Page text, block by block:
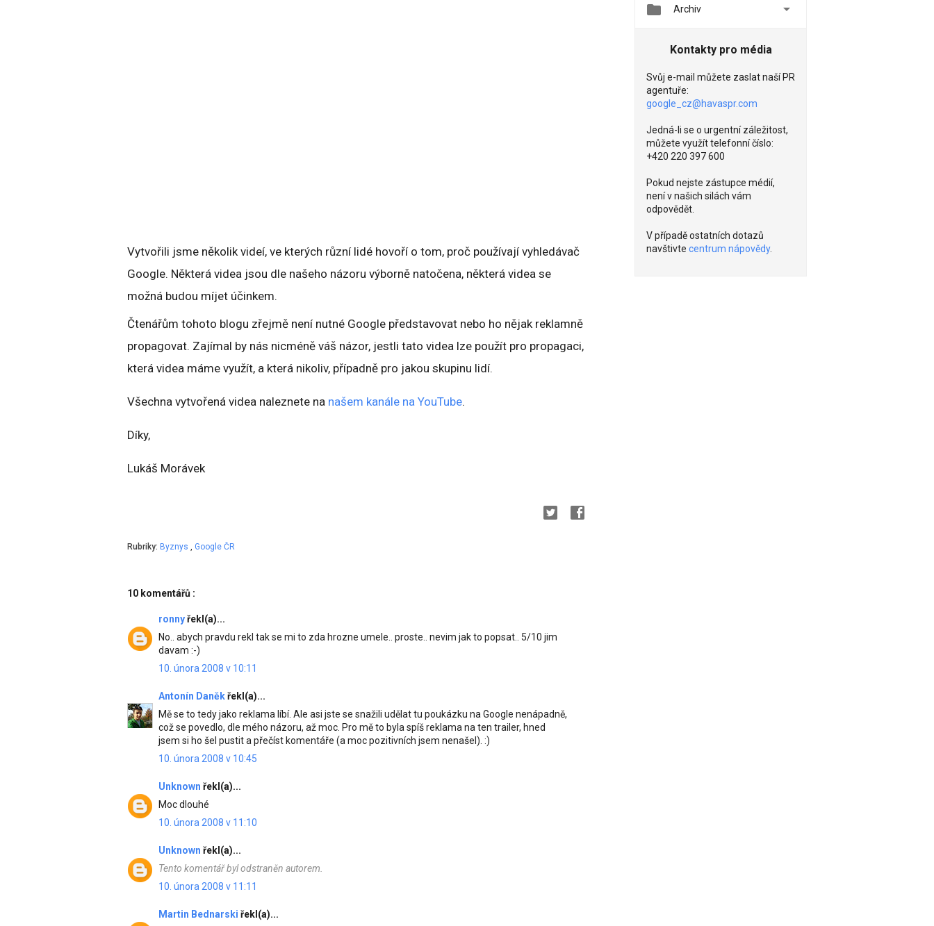
Vytvořili jsme několik videí, ve kterých různí lidé hovoří o tom, proč používají vyhledávač
Google. Některá videa jsou dle našeho názoru výborně natočena, některá videa se
možná budou míjet účinkem.
Čtenářům tohoto blogu zřejmě není nutné Google představovat nebo ho nějak reklamně
propagovat. Zajímal by nás nicméně váš názor, jestli tato videa lze použít pro propagaci,
která videa máme využít, a která nikoliv, případně pro jakou skupinu lidí.
Všechna vytvořená videa naleznete na našem kanále na YouTube.
Díky,
Lukáš Morávek
Rubriky: Byznys , Google ČR
10 komentářů :
ronnyřekl(a)...
No.. abych pravdu rekl tak se mi to zda hrozne umele.. proste.. nevim jak to popsat.. 5/10 jim
davam :-)
10. února 2008 v 10:11
Antonín Daněkřekl(a)...
Mě se to tedy jako reklama líbí. Ale asi jste se snažili udělat tu poukázku na Google nenápadně,
což se povedlo, dle mého názoru, až moc. Pro mě to byla spíš reklama na ten trailer, hned
jsem si ho šel pustit a přečíst komentáře (a moc pozitivních jsem nenašel). :)
10. února 2008 v 10:45
Unknown řekl(a)...
Moc dlouhé
10. února 2008 v 11:10
Unknown řekl(a)...
Tento komentář byl odstraněn autorem.
10. února 2008 v 11:11
Martin Bednarski řekl(a)...
 Archiv 
Kontakty pro média
Svůj e-mail můžete zaslat naší PR
agentuře:
google_cz@havaspr.com
Jedná-li se o urgentní záležitost,
můžete využít telefonní číslo:
+420 220 397 600
Pokud nejste zástupce médií,
není v našich silách vám
odpovědět.
V případě ostatních dotazů
navštivte centrum nápovědy.